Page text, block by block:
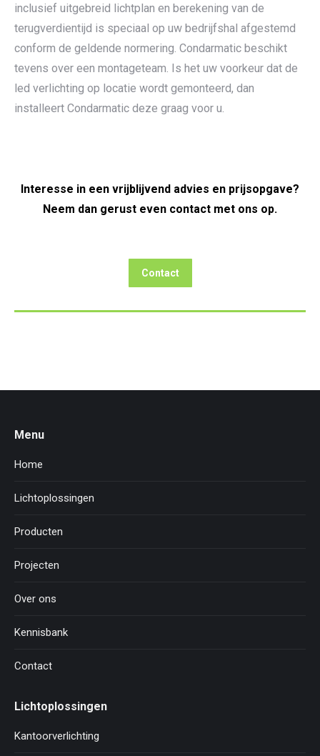
inclusief uitgebreid lichtplan en berekening van de
terugverdientijd is speciaal op uw bedrijfshal afgestemd
conform de geldende normering. Condarmatic beschikt
tevens over een montageteam. Is het uw voorkeur dat de
led verlichting op locatie wordt gemonteerd, dan
installeert Condarmatic deze graag voor u.
Interesse in een vrijblijvend advies en prijsopgave?
Neem dan gerust even contact met ons op.
Contact
Menu
Home
Lichtoplossingen
Producten
Projecten
Over ons
Kennisbank
Contact
Lichtoplossingen
Kantoorverlichting